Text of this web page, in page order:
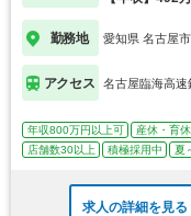
勤務地 愛知県 名古屋
アクセス 名古屋臨海高速
年収800万円以上可 産休・育
店舗数30以上
積極採用中 夏
求人の詳細を見る